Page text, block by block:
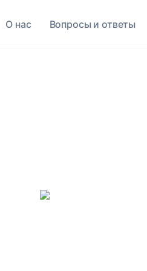
O нас Вопросы и ответы